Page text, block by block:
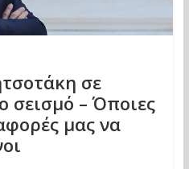
σε
σεισμό – Όποιες
μας να